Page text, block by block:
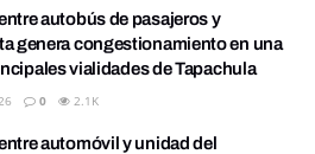
autobús de pasajeros y
genera congestionamiento en una
vialidades de Tapachula
0 2.1K
automóvil y unidad del